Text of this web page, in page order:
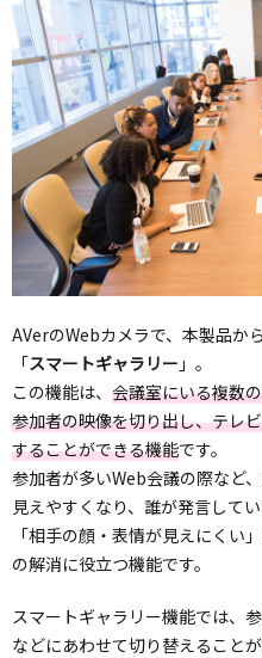
AVerのWebカメラで、本製品か
「スマートギャラリー 」。
この機能は、 会議室にいる複数
参加者の映像を切り出し、テレ
することができる機能です。
参加者が多いWeb会議の際など
見えやすくなり、誰が発言して
「相手の顔・表情が見えにくい
の解消に役立つ機能です。
スマートギャラリー機能では、
などにあわせて切り替えること